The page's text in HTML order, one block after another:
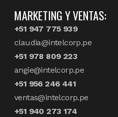
MARKETING Y VENTAS:
+51 947 775 939
claudia@intelcorp.pe
+51 978 809 223
angie@intelcorp.pe
+51 956 246 441
ventas@intelcorp.pe
+51 940 273 174